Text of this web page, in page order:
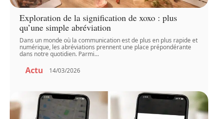
Exploration de la signification de xoxo : plus
qu’une simple abréviation
Dans un monde où la communication est de plus en plus rapide et
numérique, les abréviations prennent une place prépondérante
dans notre quotidien. Parmi…
Actu 14/03/2026